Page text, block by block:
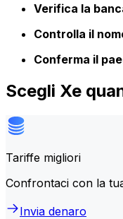
Verifica la
Controlla il
Conferma il
Scegli Xe
Tariffe migliori
Confrontaci con la
Invia denaro